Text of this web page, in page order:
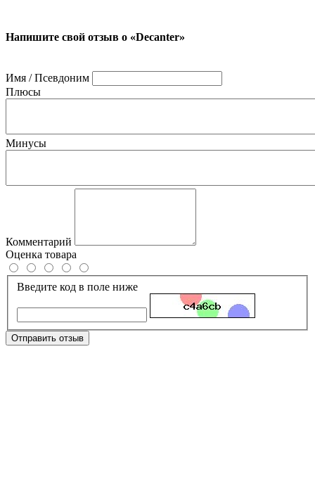
Напишите свой отзыв о «Decanter»
Имя / Псевдоним
Плюсы
Минусы
Комментарий
Оценка товара
Введите код в поле ниже
Отправить отзыв